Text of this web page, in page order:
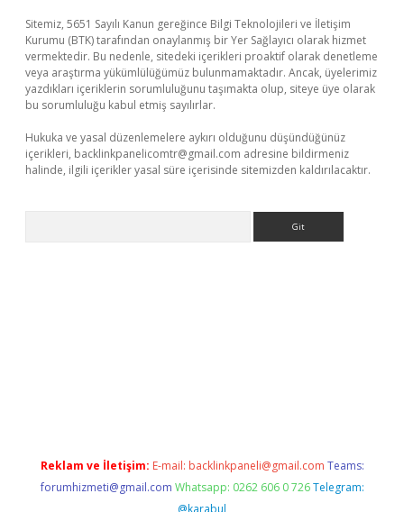
Sitemiz, 5651 Sayılı Kanun gereğince Bilgi Teknolojileri ve İletişim
Kurumu (BTK) tarafından onaylanmış bir Yer Sağlayıcı olarak hizmet
vermektedir. Bu nedenle, sitedeki içerikleri proaktif olarak denetleme
veya araştırma yükümlülüğümüz bulunmamaktadır. Ancak, üyelerimiz
yazdıkları içeriklerin sorumluluğunu taşımakta olup, siteye üye olarak
bu sorumluluğu kabul etmiş sayılırlar.
Hukuka ve yasal düzenlemelere aykırı olduğunu düşündüğünüz
içerikleri, backlinkpanelicomtr@gmail.com adresine bildirmeniz
halinde, ilgili içerikler yasal süre içerisinde sitemizden kaldırılacaktır.
Reklam ve İletişim: E-mail: backlinkpaneli@gmail.com Teams:
forumhizmeti@gmail.com Whatsapp: 0262 606 0 726 Telegram:
@karabul